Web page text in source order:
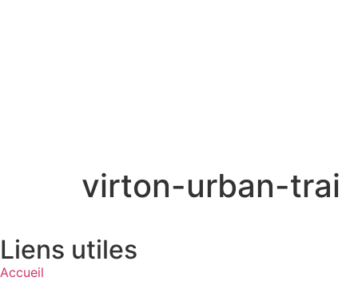
virton-urban-
Liens utiles
Accueil